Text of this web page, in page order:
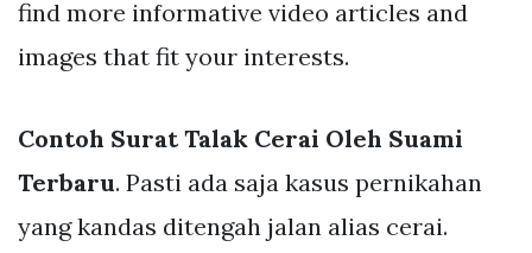
find more informative video articles and
images that fit your interests.
Contoh Surat Talak Cerai Oleh Suami
Terbaru. Pasti ada saja kasus pernikahan
yang kandas ditengah jalan alias cerai.